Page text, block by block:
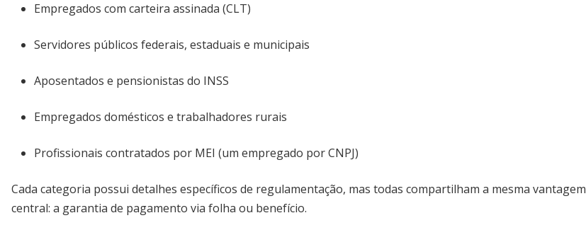
Empregados com carteira assinada (CLT)
Servidores públicos federais, estaduais e municipais
Aposentados e pensionistas do INSS
Empregados domésticos e trabalhadores rurais
Profissionais contratados por MEI (um empregado por CNPJ)
Cada categoria possui detalhes específicos de regulamentação, mas todas compartilham a mesma vantagem
central: a garantia de pagamento via folha ou benefício.